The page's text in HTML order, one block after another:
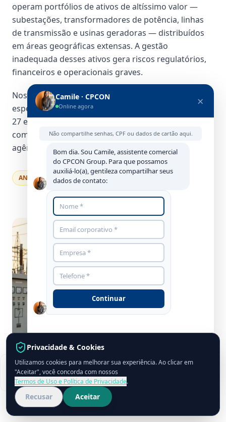
operam portfólios de ativos de altíssimo valor —
subestações, transformadores de potência, linhas
de transmissão e usinas geradoras — distribuídos
em áreas geográficas extensas. A gestão
inadequada desses ativos gera riscos regulatórios,
financeiros e operacionais graves.
Nossa solução combina inventário físico
especializado, avaliação patrimonial conforme CPC
27 e IFRS 16, rastreamento RFID/IoT e conformidade
com as exigências da ANEEL, ANTT e demais
agências reguladoras.
ANEEL ANTT CPC 27 IFRS 16
Conformidade ANEEL
Auditoria Pronta
Camile · CPCON
Online agora ×
Não compartilhe senhas, CPF ou dados de cartão aqui.
Bom dia. Sou Camile, assistente comercial
do CPCON Group. Para que possamos
auxiliá-lo(a), gentileza compartilhar seus
dados de contato:
Continuar
Privacidade & Cookies
Utilizamos cookies para melhorar sua experiência. Ao clicar em
"Aceitar", você concorda com nossos
Termos de Uso e Política de Privacidade.
Recusar Aceitar